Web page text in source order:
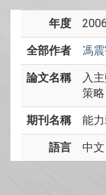
年度 2006
全部作者 馮
論文名稱
入
策略
期刊名稱 能
語言 中文